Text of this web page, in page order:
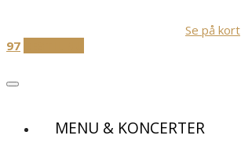
content
Se på kort
97
MENU & KONCERTER